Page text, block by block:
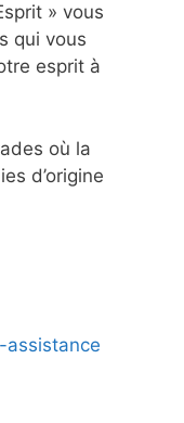
» vous
qui vous
esprit à
où la
d’origine
assistance